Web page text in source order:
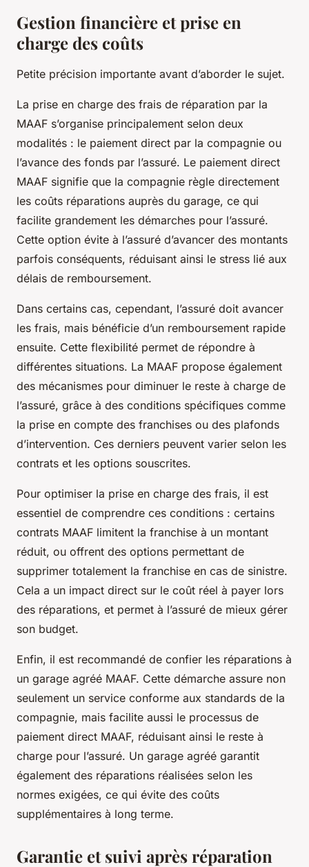
Gestion financière et prise en
charge des coûts
Petite précision importante avant d’aborder le sujet.
La prise en charge des frais de réparation par la
MAAF s’organise principalement selon deux
modalités : le paiement direct par la compagnie ou
l’avance des fonds par l’assuré. Le paiement direct
MAAF signifie que la compagnie règle directement
les coûts réparations auprès du garage, ce qui
facilite grandement les démarches pour l’assuré.
Cette option évite à l’assuré d’avancer des montants
parfois conséquents, réduisant ainsi le stress lié aux
délais de remboursement.
Dans certains cas, cependant, l’assuré doit avancer
les frais, mais bénéficie d’un remboursement rapide
ensuite. Cette flexibilité permet de répondre à
différentes situations. La MAAF propose également
des mécanismes pour diminuer le reste à charge de
l’assuré, grâce à des conditions spécifiques comme
la prise en compte des franchises ou des plafonds
d’intervention. Ces derniers peuvent varier selon les
contrats et les options souscrites.
Pour optimiser la prise en charge des frais, il est
essentiel de comprendre ces conditions : certains
contrats MAAF limitent la franchise à un montant
réduit, ou offrent des options permettant de
supprimer totalement la franchise en cas de sinistre.
Cela a un impact direct sur le coût réel à payer lors
des réparations, et permet à l’assuré de mieux gérer
son budget.
Enfin, il est recommandé de confier les réparations à
un garage agréé MAAF. Cette démarche assure non
seulement un service conforme aux standards de la
compagnie, mais facilite aussi le processus de
paiement direct MAAF, réduisant ainsi le reste à
charge pour l’assuré. Un garage agréé garantit
également des réparations réalisées selon les
normes exigées, ce qui évite des coûts
supplémentaires à long terme.
Garantie et suivi après réparation